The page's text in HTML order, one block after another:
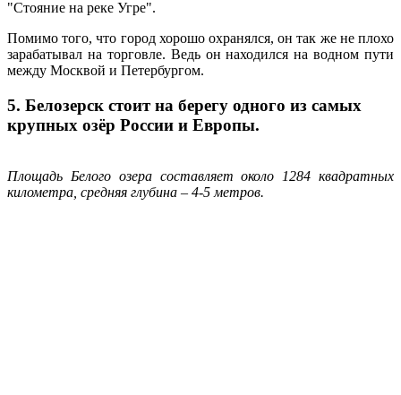
"Стояние на реке Угре".
Помимо того, что город хорошо охранялся, он так же не плохо
зарабатывал на торговле. Ведь он находился на водном пути
между Москвой и Петербургом.
5. Белозерск стоит на берегу одного из самых
крупных озёр России и Европы.
Площадь Белого озера составляет около 1284 квадратных
километра, средняя глубина – 4-5 метров.